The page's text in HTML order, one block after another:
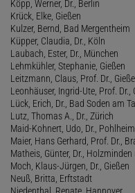
Köpp, Werner, Dr., Berlin
Krück, Elke, Gießen
Kulzer, Bernd, Bad Mergentheim
Küpper, Claudia, Dr., Köln
Laubach, Ester, Dr., München
Lehmkühler, Stephanie, Gießen
Leitzmann, Claus, Prof. Dr.,
Leonhäuser, Ingrid-Ute, Prof. Dr.,
Lück, Erich, Dr., Bad Soden am
Lutz, Thomas A., Dr., Zürich
Maid-Kohnert, Udo, Dr., Pohlheim
Maier, Hans Gerhard, Prof. Dr.,
Matheis, Günter, Dr., Holzminden
Moch, Klaus-Jürgen, Dr., Gießen
Neuß, Britta, Erftstadt
Niedenthal, Renate, Hannover